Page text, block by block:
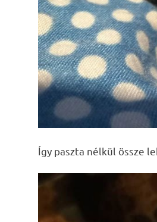
Így paszta nélkül össze